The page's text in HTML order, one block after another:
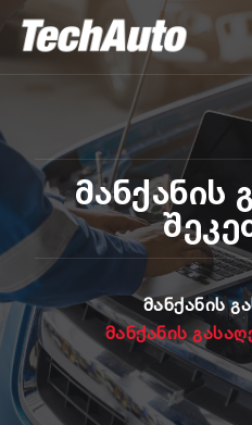
მანქანის
მანქანის
მანქანის